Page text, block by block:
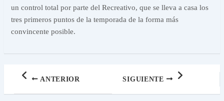
un control total por parte del Recreativo, que se lleva a casa los
tres primeros puntos de la temporada de la forma más
convincente posible.
ANTERIOR SIGUIENTE